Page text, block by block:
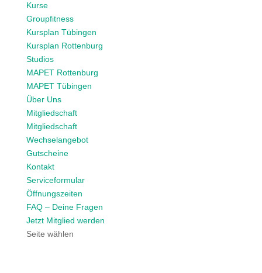
Kurse
Groupfitness
Kursplan Tübingen
Kursplan Rottenburg
Studios
MAPET Rottenburg
MAPET Tübingen
Über Uns
Mitgliedschaft
Mitgliedschaft
Wechselangebot
Gutscheine
Kontakt
Serviceformular
Öffnungszeiten
FAQ – Deine Fragen
Jetzt Mitglied werden
Seite wählen